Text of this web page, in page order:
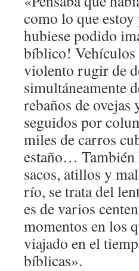
como lo que
hubiese podido
bíblico! Vehículos
violento rugir de
simultáneamente
rebaños de
seguidos por
miles de carros
estaño… También
sacos, atillos y
río, se trata del
es de varios
momentos en los
viajado en el
bíblicas».